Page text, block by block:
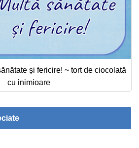
și fericire! ~ tort de ciocolată
cu inimioare